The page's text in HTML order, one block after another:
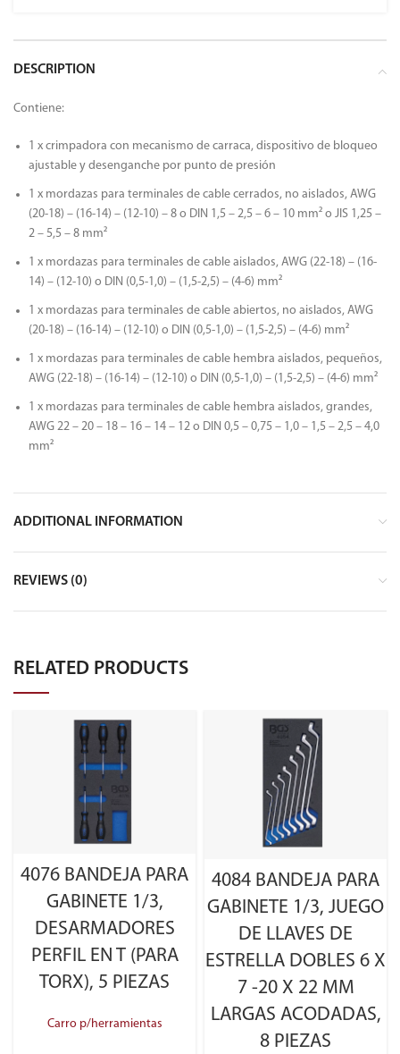
DESCRIPTION
Contiene:
1 x crimpadora con mecanismo de carraca, dispositivo de bloqueo
ajustable y desenganche por punto de presión
1 x mordazas para terminales de cable cerrados, no aislados, AWG
(20-18) – (16-14) – (12-10) – 8 o DIN 1,5 – 2,5 – 6 – 10 mm² o JIS 1,25 –
2 – 5,5 – 8 mm²
1 x mordazas para terminales de cable aislados, AWG (22-18) – (16-
14) – (12-10) o DIN (0,5-1,0) – (1,5-2,5) – (4-6) mm²
1 x mordazas para terminales de cable abiertos, no aislados, AWG
(20-18) – (16-14) – (12-10) o DIN (0,5-1,0) – (1,5-2,5) – (4-6) mm²
1 x mordazas para terminales de cable hembra aislados, pequeños,
AWG (22-18) – (16-14) – (12-10) o DIN (0,5-1,0) – (1,5-2,5) – (4-6) mm²
1 x mordazas para terminales de cable hembra aislados, grandes,
AWG 22 – 20 – 18 – 16 – 14 – 12 o DIN 0,5 – 0,75 – 1,0 – 1,5 – 2,5 – 4,0
mm²
ADDITIONAL INFORMATION
REVIEWS (0)
RELATED PRODUCTS
4076 BANDEJA PARA
GABINETE 1/3,
DESARMADORES
PERFIL EN T (PARA
TORX), 5 PIEZAS
Carro p/herramientas
4084 BANDEJA PARA
GABINETE 1/3, JUEGO
DE LLAVES DE
ESTRELLA DOBLES 6 X
7 -20 X 22 MM
LARGAS ACODADAS,
8 PIEZAS